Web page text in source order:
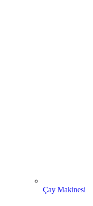
Çay Makinesi